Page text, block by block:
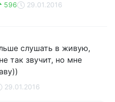
596 29.01.2016
слушать в живую,
так звучит, но мне
29.01.2016